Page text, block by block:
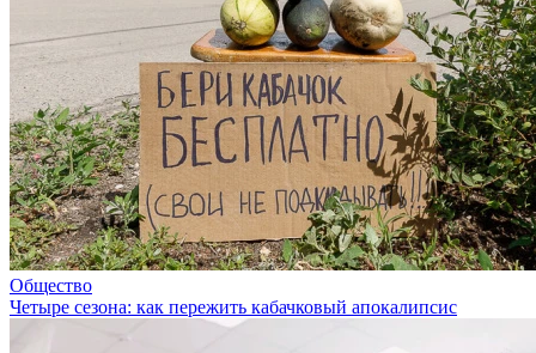
Общество
Четыре сезона: как пережить кабачковый апокалипсис